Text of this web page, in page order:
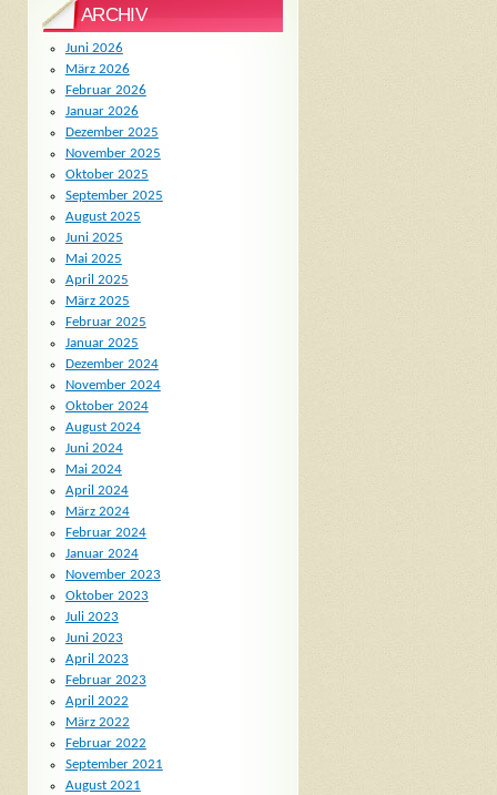
ARCHIV
Juni 2026
März 2026
Februar 2026
Januar 2026
Dezember 2025
November 2025
Oktober 2025
September 2025
August 2025
Juni 2025
Mai 2025
April 2025
März 2025
Februar 2025
Januar 2025
Dezember 2024
November 2024
Oktober 2024
August 2024
Juni 2024
Mai 2024
April 2024
März 2024
Februar 2024
Januar 2024
November 2023
Oktober 2023
Juli 2023
Juni 2023
April 2023
Februar 2023
April 2022
März 2022
Februar 2022
September 2021
August 2021